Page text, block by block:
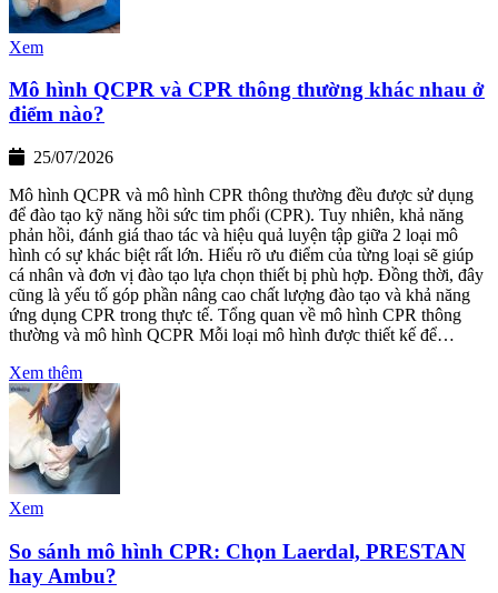
Xem
Mô hình QCPR và CPR thông thường khác nhau ở
điểm nào?
25/07/2026
Mô hình QCPR và mô hình CPR thông thường đều được sử dụng
để đào tạo kỹ năng hồi sức tim phổi (CPR). Tuy nhiên, khả năng
phản hồi, đánh giá thao tác và hiệu quả luyện tập giữa 2 loại mô
hình có sự khác biệt rất lớn. Hiểu rõ ưu điểm của từng loại sẽ giúp
cá nhân và đơn vị đào tạo lựa chọn thiết bị phù hợp. Đồng thời, đây
cũng là yếu tố góp phần nâng cao chất lượng đào tạo và khả năng
ứng dụng CPR trong thực tế. Tổng quan về mô hình CPR thông
thường và mô hình QCPR Mỗi loại mô hình được thiết kế để…
Xem thêm
Xem
So sánh mô hình CPR: Chọn Laerdal, PRESTAN
hay Ambu?